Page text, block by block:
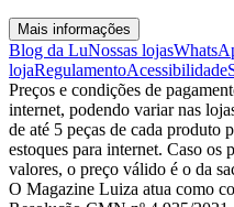
Mais informações
Blog da LuNossas lojas
lojaRegulamentoAcessibilidade
Preços e condições de
internet, podendo variar nas
de até 5 peças de cada produto
estoques para internet. Caso os
valores, o preço válido é o da
O Magazine Luiza atua como